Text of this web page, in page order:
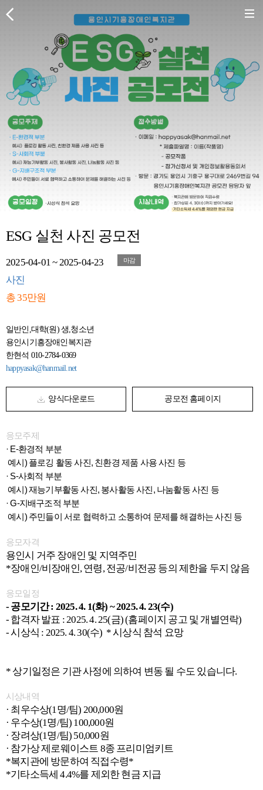
ESG 실천 사진 공모전
2025-04-01 ~ 2025-04-23 마감
사진
총 35만원
일반인,대학(원) 생,청소년
용인시기흥장애인복지관
한현석 010-2784-0369
happyasak@hanmail.net
양식다운로드 공모전 홈페이지
응모주제
· E-환경적 부분
예시) 플로깅 활동 사진, 친환경 제품 사용 사진 등
· S-사회적 부분
예시) 재능기부활동 사진, 봉사활동 사진, 나눔활동 사진 등
· G-지배구조적 부분
예시) 주민들이 서로 협력하고 소통하여 문제를 해결하는 사진 등
응모자격
용인시 거주 장애인 및 지역주민
*장애인/비장애인, 연령, 전공/비전공 등의 제한을 두지 않음
응모일정
- 공모기간 : 2025. 4. 1(화) ~ 2025. 4. 23(수)
- 합격자 발표 : 2025. 4. 25(금) (홈페이지 공고 및 개별연락)
- 시상식 : 2025. 4. 30(수) * 시상식 참석 요망
* 상기일정은 기관 사정에 의하여 변동 될 수도 있습니다.
시상내역
· 최우수상(1명/팀) 200,000원
· 우수상(1명/팀) 100,000원
· 장려상(1명/팀) 50,000원
· 참가상 제로웨이스트 8종 프리미엄키트
*복지관에 방문하여 직접수령*
*기타소득세 4.4%를 제외한 현금 지급